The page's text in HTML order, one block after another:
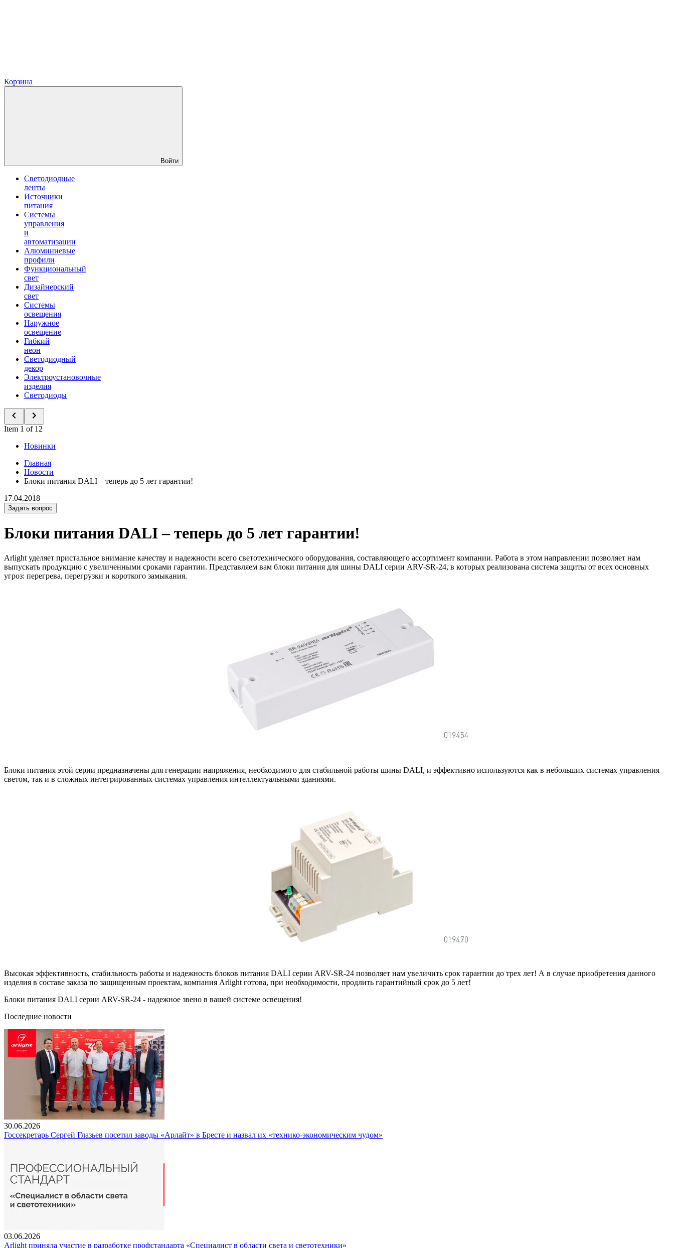
Корзина
Войти
Светодиодные
ленты
Источники
питания
Системы
управления
и
автоматизации
Алюминиевые
профили
Функциональный
свет
Дизайнерский
свет
Системы
освещения
Наружное
освещение
Гибкий
неон
Светодиодный
декор
Электроустановочные
изделия
Светодиоды
Item 1 of 12
Новинки
Главная
Новости
Блоки питания DALI – теперь до 5 лет гарантии!
17.04.2018
Задать вопрос
Блоки питания DALI – теперь до 5 лет гарантии!
Arlight уделяет пристальное внимание качеству и надежности всего светотехнического оборудования, составляющего ассортимент компании. Работа в этом направлении позволяет нам
выпускать продукцию с увеличенными сроками гарантии. Представляем вам блоки питания для шины DALI серии ARV-SR-24, в которых реализована система защиты от всех основных
угроз: перегрева, перегрузки и короткого замыкания.
Блоки питания этой серии предназначены для генерации напряжения, необходимого для стабильной работы шины DALI, и эффективно используются как в небольших системах управления
светом, так и в сложных интегрированных системах управления интеллектуальными зданиями.
Высокая эффективность, стабильность работы и надежность блоков питания DALI серии ARV-SR-24 позволяет нам увеличить срок гарантии до трех лет! А в случае приобретения данного
изделия в составе заказа по защищенным проектам, компания Arlight готова, при необходимости, продлить гарантийный срок до 5 лет!
Блоки питания DALI серии ARV-SR-24 - надежное звено в вашей системе освещения!
Последние новости
30.06.2026
Госсекретарь Сергей Глазьев посетил заводы «Арлайт» в Бресте и назвал их «технико-экономическим чудом»
03.06.2026
Arlight приняла участие в разработке профстандарта «Специалист в области света и светотехники»